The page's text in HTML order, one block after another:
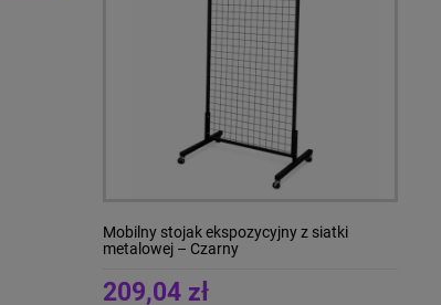
Mobilny stojak ekspozycyjny z siatki
metalowej – Czarny
209,04 zł